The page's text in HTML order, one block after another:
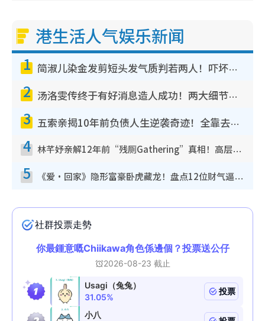
港生活人气娱乐新闻
1 简淑儿染金发剪短头发气质判若两人！吓坏老公麦大力都认不出：“你做什么？”
2 汤洛雯传终于有好消息造人成功！两大细节曝孕味极浓引猜测：大肚婆先会咁！
3 五索亲揭10年前负债人生逆袭奇迹！全靠去一地方转运后即遇上马先生
4 林芊妤亲解12年前“残厕Gathering”真相！高层解约一句话重创尊严，至今拒返TVB
5 《爱·回家》隐形富豪卧虎藏龙！盘点12位财气逼人的有钱艺人：这位美女3亿身家不愁做